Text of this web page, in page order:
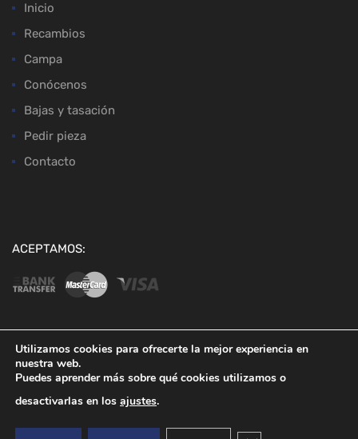
Inicio
Recambios
Campa
Conócenos
Bajas y tasación
Pedir pieza
Contacto
ACEPTAMOS:
Utilizamos cookies para ofrecerte la mejor experiencia en
nuestra web.
Puedes aprender más sobre qué cookies utilizamos o
desactivarlas en los ajustes.